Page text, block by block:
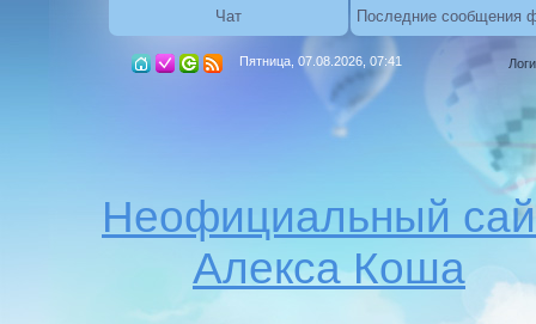
Чат Последние сообщения
Пятница, 07.08.2026, 07:41
Неофициальный
Алекса Коша